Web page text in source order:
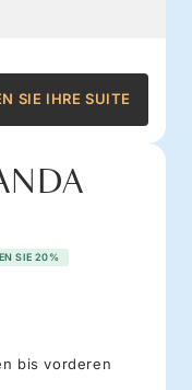
SIE IHRE SUITE
SIE 20%
bis vorderen